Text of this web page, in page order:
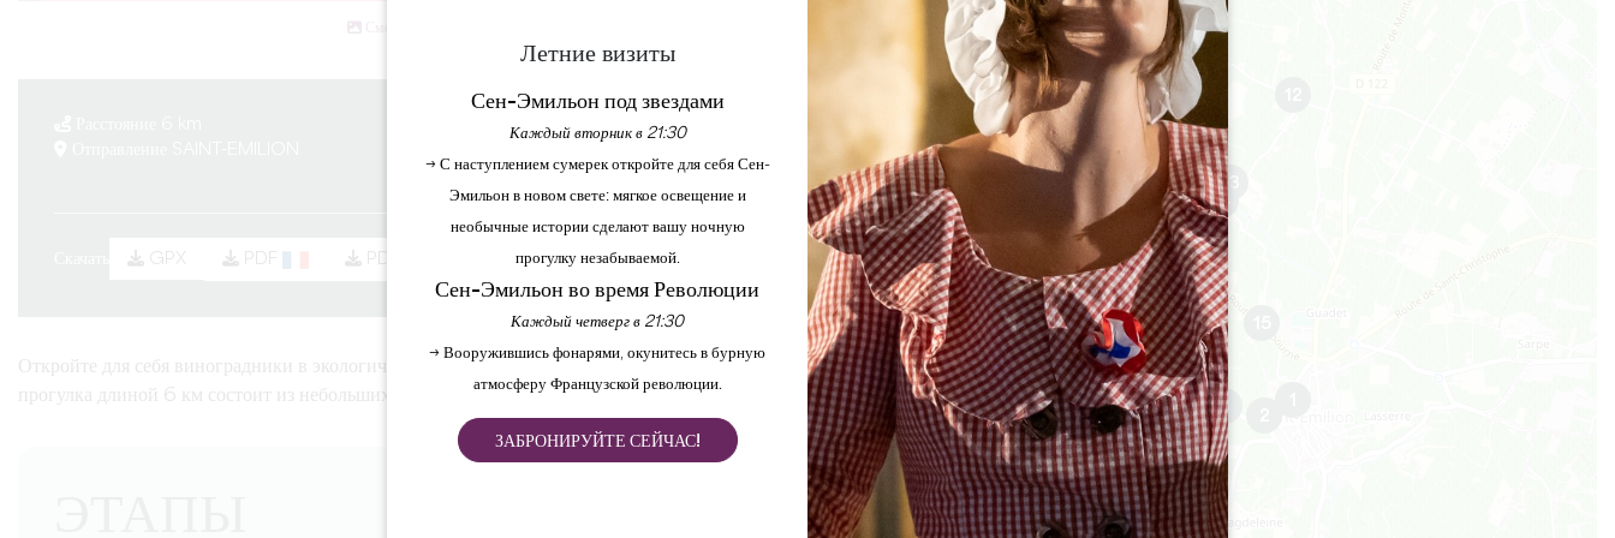
à pied
Сложность Facile
GPX PDF PDF
Откройте для себя виноградники в экологически чистом виде! Эта короткая, приятная
прогулка длиной 6 км состоит из небольших тропинок и лесных массивов.
3
4
5
6
7
8
9
10
11
13
14
Летние визиты
Сен-Эмильон под звездами
Каждый вторник в 21:30
→ С наступлением сумерек откройте для себя Сен-
Эмильон в новом свете: мягкое освещение и
необычные истории сделают вашу ночную
прогулку незабываемой.
Сен-Эмильон во время Революции
Каждый четверг в 21:30
→ Вооружившись фонарями, окунитесь в бурную
атмосферу Французской революции.
ЗАБРОНИРУЙТЕ СЕЙЧАС!